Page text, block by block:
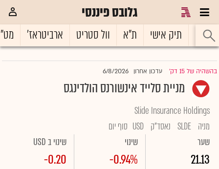
גלובס פיננסי
ראשי תיק אישי ת"א וול סטריט ארביטראז'
בהשהיה של 15 דק' |עדכון אחרון 6/8/2026
מניית סלייד אינשורנס הולדינגס
Slide Insurance Holdings
מניה SLDE נאסד"ק USD סוף יום
שער
21.13
שינוי
-0.94%
שינוי ב USD
-0.20